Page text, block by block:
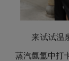
来试试温
蒸汽氤氲中打